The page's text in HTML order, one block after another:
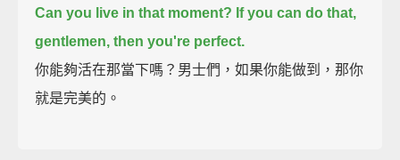
Can you live in that moment? If you can do that,
gentlemen, then you're perfect.
你能夠活在那當下嗎？男士們，如果你能做到，那你
就是完美的。